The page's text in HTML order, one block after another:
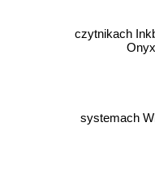
czytnikach
systemach